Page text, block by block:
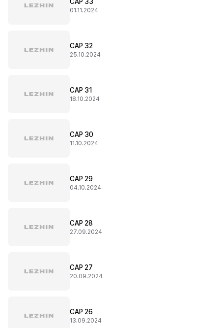
01.11.2024
CAP 32
25.10.2024
CAP 31
18.10.2024
CAP 30
11.10.2024
CAP 29
04.10.2024
CAP 28
27.09.2024
CAP 27
20.09.2024
CAP 26
13.09.2024